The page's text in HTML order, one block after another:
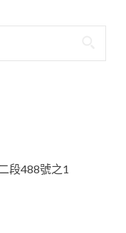
段488號之1